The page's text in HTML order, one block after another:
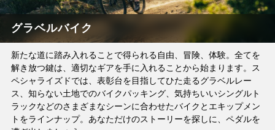
グラベルバイク
新たな道に踏み入れることで得られる自由、冒険、体験。全てを
解き放つ鍵は、適切なギアを手に入れることから始まります。ス
ペシャライズドでは、表彰台を目指してひた走るグラベルレー
ス、知らない土地でのバイクパッキング、気持ちいいシングルト
ラックなどのさまざまなシーンに合わせたバイクとエキップメン
トをラインナップ。あなただけのストーリーを探しに、ペダルを